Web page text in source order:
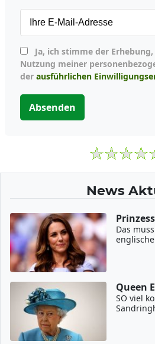
Nutzung meiner
der ausführlichen
Absenden
News
Das
Queen
SO viel